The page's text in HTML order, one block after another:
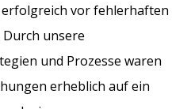
vor fehlerhaften
unsere
und Prozesse waren
erheblich auf ein